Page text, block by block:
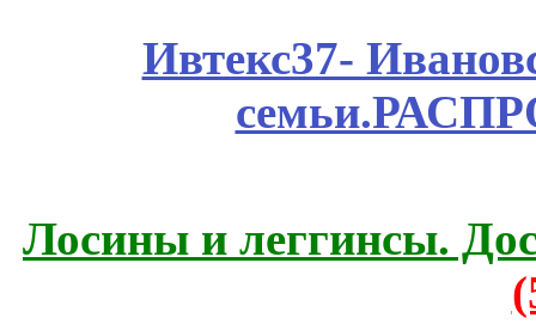
Ивтекс37-
Лосины и леггинсы.